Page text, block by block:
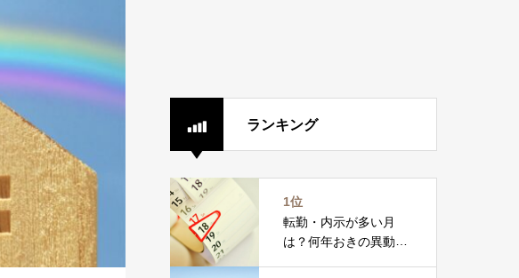
ランキング
1位
転勤・内示が多い月
は？何年おきの異動が